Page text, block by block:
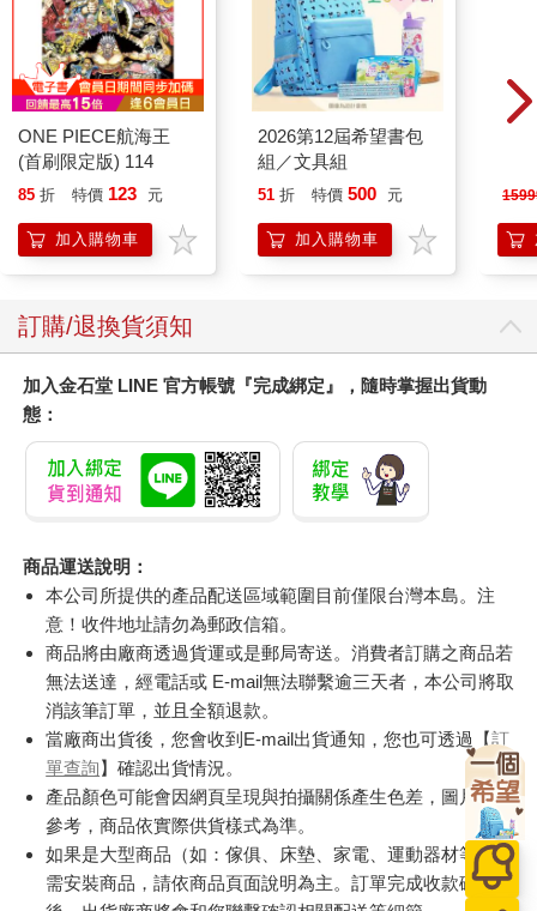
ONE PIECE航海王
(首刷限定版) 114
85 折 特價 123 元
加入購物車
2026第12屆希望書包
組／文具組
51 折 特價 500 元
加入購物車
訂購/退換貨須知
加入金石堂 LINE 官方帳號『完成綁定』，隨時掌握出貨動
態：
商品運送說明：
本公司所提供的產品配送區域範圍目前僅限台灣本島。注
意！收件地址請勿為郵政信箱。
商品將由廠商透過貨運或是郵局寄送。消費者訂購之商品若
無法送達，經電話或 E-mail無法聯繫逾三天者，本公司將取
消該筆訂單，並且全額退款。
當廠商出貨後，您會收到E-mail出貨通知，您也可透過【訂
單查詢】確認出貨情況。
產品顏色可能會因網頁呈現與拍攝關係產生色差，圖片僅供
參考，商品依實際供貨樣式為準。
如果是大型商品（如：傢俱、床墊、家電、運動器材等）及
需安裝商品，請依商品頁面說明為主。訂單完成收款確認